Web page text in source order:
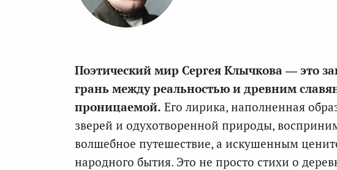
Поэтический мир Сергея Клычкова — это
грань между реальностью и древним
проницаемой. Его лирика, наполненная
зверей и одухотворенной природы,
волшебное путешествие, а искушенным
народного бытия. Это не просто стихи о